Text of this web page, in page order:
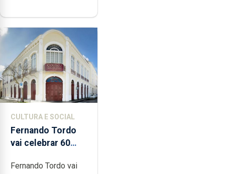
CULTURA E SOCIAL
Fernando Tordo
vai celebrar 60
no Coliseu
Fernando Tordo vai